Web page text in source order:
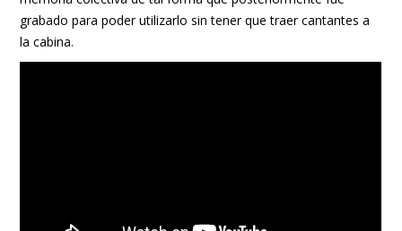
grabado para poder utilizarlo sin tener que traer cantantes a
la cabina.